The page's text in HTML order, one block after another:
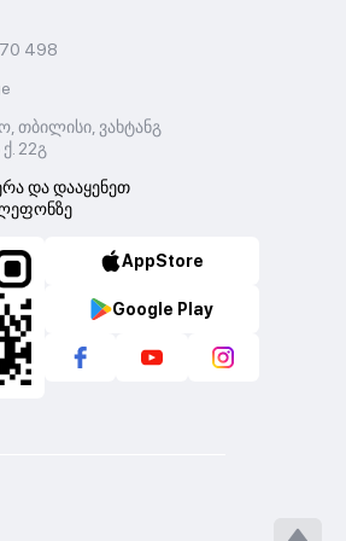
498
თბილისი, ვახტანგ
22გ
და დააყენეთ
AppStore
Google Play